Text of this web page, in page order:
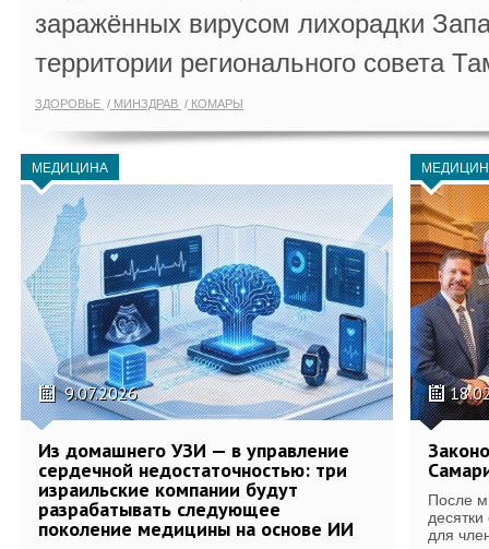
заражённых вирусом лихорадки
территории регионального совета
ЗДОРОВЬЕ МИНЗДРАВ КОМАРЫ
МЕДИЦИНА
9.07.2026
Из домашнего УЗИ — в управление
сердечной недостаточностью: три
израильские компании будут
разрабатывать следующее
поколение медицины на основе ИИ
После
для